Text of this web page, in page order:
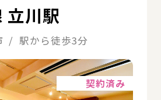
立川駅
/ 駅から徒歩3分
契約済み